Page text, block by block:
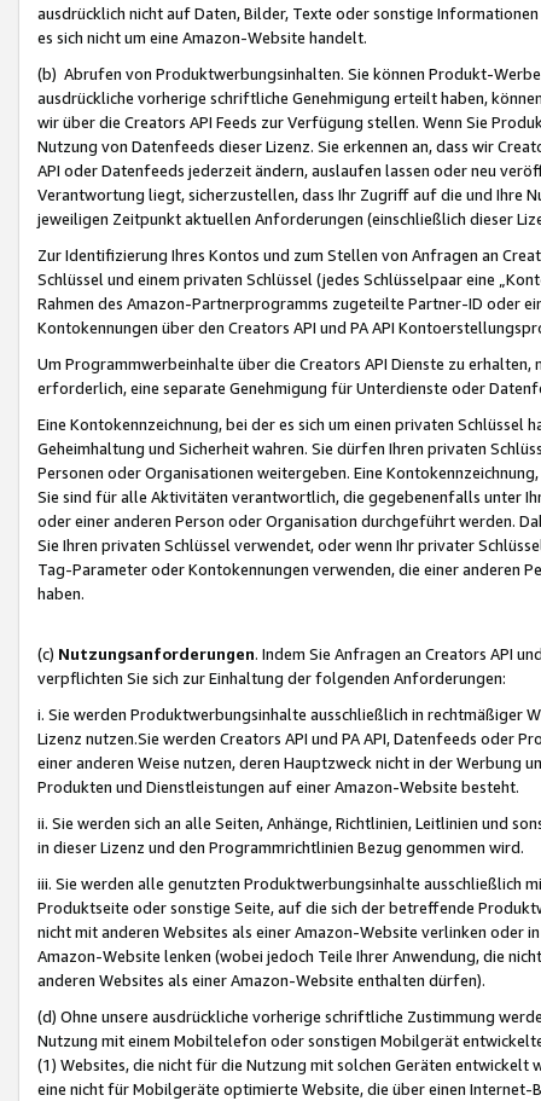
ausdrücklich nicht auf Daten, Bilder, Texte oder sonstige
es sich nicht um eine Amazon-Website handelt.
(b) Abrufen von Produktwerbungsinhalten. Sie können Produkt-
ausdrückliche vorherige schriftliche Genehmigung erteilt haben,
wir über die Creators API Feeds zur Verfügung stellen. Wenn Sie
Nutzung von Datenfeeds dieser Lizenz. Sie erkennen an, dass wir
API oder Datenfeeds jederzeit ändern, auslaufen lassen oder neu
Verantwortung liegt, sicherzustellen, dass Ihr Zugriff auf die und Ihre
jeweiligen Zeitpunkt aktuellen Anforderungen (einschließlich dieser
Zur Identifizierung Ihres Kontos und zum Stellen von Anfragen an
Schlüssel und einem privaten Schlüssel (jedes Schlüsselpaar eine
Rahmen des Amazon-Partnerprogramms zugeteilte Partner-ID oder
Kontokennungen über den Creators API und PA API
Um Programmwerbeinhalte über die Creators API Dienste zu
erforderlich, eine separate Genehmigung für Unterdienste oder
Eine Kontokennzeichnung, bei der es sich um einen privaten
Geheimhaltung und Sicherheit wahren. Sie dürfen Ihren privaten
Personen oder Organisationen weitergeben. Eine
Sie sind für alle Aktivitäten verantwortlich, die gegebenenfalls unter
oder einer anderen Person oder Organisation durchgeführt werden.
Sie Ihren privaten Schlüssel verwendet, oder wenn Ihr privater
Tag-Parameter oder Kontokennungen verwenden, die einer anderen
haben.
(c) Nutzungsanforderungen. Indem Sie Anfragen an Creators API
verpflichten Sie sich zur Einhaltung der folgenden Anforderungen:
i. Sie werden Produktwerbungsinhalte ausschließlich in rechtmäßiger
Lizenz nutzen.Sie werden Creators API und PA API, Datenfeeds oder
einer anderen Weise nutzen, deren Hauptzweck nicht in der Werbung
Produkten und Dienstleistungen auf einer Amazon-Website besteht.
ii. Sie werden sich an alle Seiten, Anhänge, Richtlinien, Leitlinien und
in dieser Lizenz und den Programmrichtlinien Bezug genommen wird.
iii. Sie werden alle genutzten Produktwerbungsinhalte ausschließlich
Produktseite oder sonstige Seite, auf die sich der betreffende
nicht mit anderen Websites als einer Amazon-Website verlinken oder
Amazon-Website lenken (wobei jedoch Teile Ihrer Anwendung, die
anderen Websites als einer Amazon-Website enthalten dürfen).
(d) Ohne unsere ausdrückliche vorherige schriftliche Zustimmung
Nutzung mit einem Mobiltelefon oder sonstigen Mobilgerät
(1) Websites, die nicht für die Nutzung mit solchen Geräten
eine nicht für Mobilgeräte optimierte Website, die über einen